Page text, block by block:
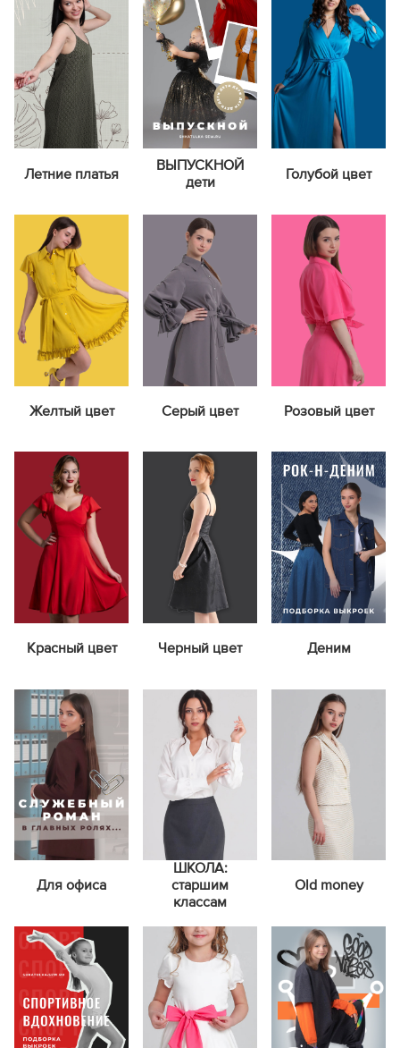
Летние платья
ВЫПУСКНОЙ
дети
Голубой цвет
Желтый цвет Серый цвет Розовый цвет
Красный цвет Черный цвет Деним
Для офиса
ШКОЛА:
старшим
классам
Old money